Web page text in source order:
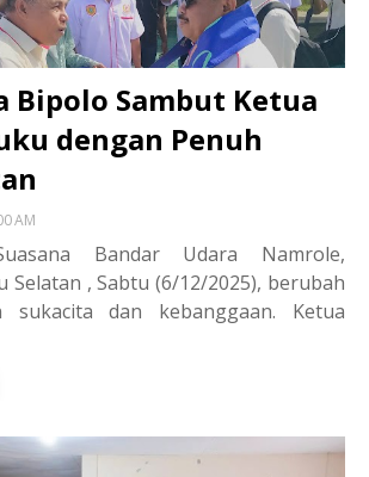
Bipolo Sambut Ketua
dengan Penuh
AM
Bandar Udara Namrole,
Selatan , Sabtu (6/12/2025), berubah
sukacita dan kebanggaan. Ketua